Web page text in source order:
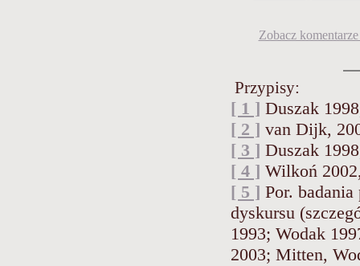
Zobacz
Przypisy:
[ 1 ] Duszak
[ 2 ] van Dijk,
[ 3 ] Duszak
[ 4 ] Wilkoń
[ 5 ] Por.
dyskursu
1993; Wodak
2003; Mitten,